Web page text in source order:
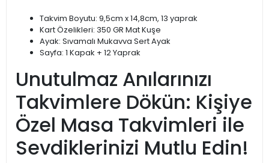
Takvim Boyutu: 9,5cm x 14,8cm, 13 yaprak
Kart Özelikleri: 350 GR Mat Kuşe
Ayak: Sıvamalı Mukavva Sert Ayak
Sayfa: 1 Kapak + 12 Yaprak
Unutulmaz Anılarınızı
Takvimlere Dökün: Kişiye
Özel Masa Takvimleri ile
Sevdiklerinizi Mutlu Edin!